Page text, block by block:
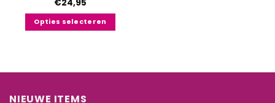
€24,95
Opties selecteren
meerdere
NIEUWE ITEMS